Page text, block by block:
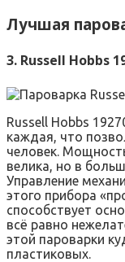
Лучшая
3. Russell Hobbs
Russell Hobbs
каждая, что
человек.
велика, но в
Управление
этого прибора
способствует
всё равно
этой пароварки
пластиковых.